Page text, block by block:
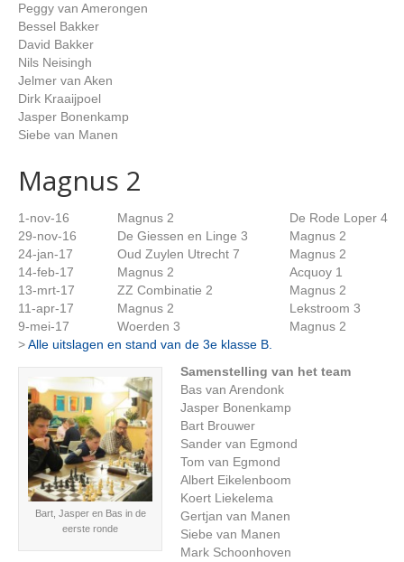
Peggy van Amerongen
Bessel Bakker
David Bakker
Nils Neisingh
Jelmer van Aken
Dirk Kraaijpoel
Jasper Bonenkamp
Siebe van Manen
Magnus 2
1-nov-16 Magnus 2
De Rode Loper 4
29-nov-16
De Giessen en Linge 3
Magnus 2
24-jan-17
Oud Zuylen Utrecht 7
Magnus 2
14-feb-17
Magnus 2
Acquoy 1
13-mrt-17
ZZ Combinatie 2
Magnus 2
11-apr-17
Magnus 2
Lekstroom 3
9-mei-17
Woerden 3
Magnus 2
>Alle uitslagen en stand van de 3e klasse B.
Bart, Jasper en Bas in de
eerste ronde
Samenstelling van het team
Bas van Arendonk
Jasper Bonenkamp
Bart Brouwer
Sander van Egmond
Tom van Egmond
Albert Eikelenboom
Koert Liekelema
Gertjan van Manen
Siebe van Manen
Mark Schoonhoven